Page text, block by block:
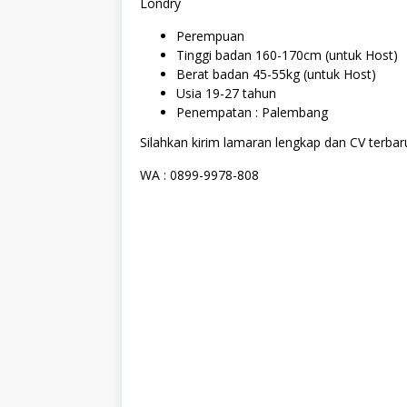
Londry
Perempuan
Tinggi badan 160-170cm (untuk Host)
Berat badan 45-55kg (untuk Host)
Usia 19-27 tahun
Penempatan : Palembang
Silahkan kirim lamaran lengkap dan CV
WA : 0899-9978-808